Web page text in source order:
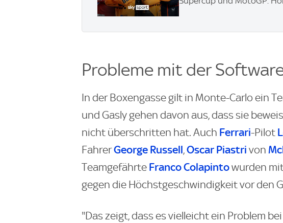
Probleme mit der
In der Boxengasse gilt in Monte-Carlo ein
und Gasly gehen davon aus, dass sie
nicht überschritten hat. Auch Ferrari-Pilot
FahrerGeorge Russell,Oscar Piastri von
Teamgefährte Franco Colapintowurden
gegen die Höchstgeschwindigkeit vor den
"Das zeigt, dass es vielleicht ein Problem